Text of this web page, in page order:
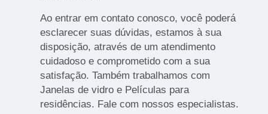
Ao entrar em contato conosco, você poderá
esclarecer suas dúvidas, estamos à sua
disposição, através de um atendimento
cuidadoso e comprometido com a sua
satisfação. Também trabalhamos com
Janelas de vidro e Películas para
residências. Fale com nossos especialistas.